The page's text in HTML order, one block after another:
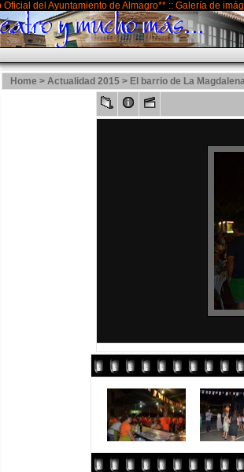
Oficial del Ayuntamiento de Almagro** :: Galería de
Home > Actualidad 2015 > El barrio de La